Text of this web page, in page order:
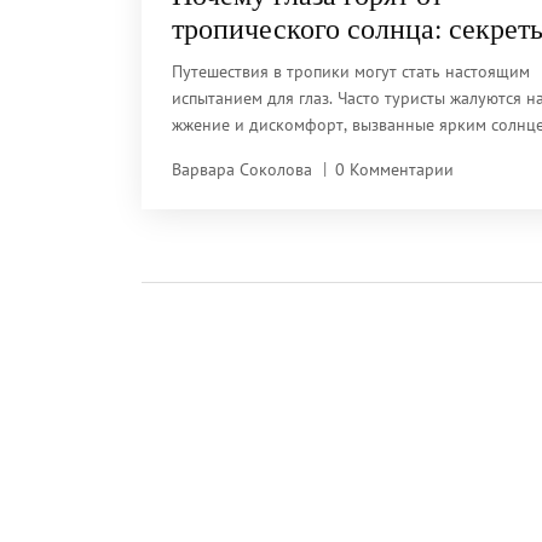
тропического солнца:
защиты
Путешествия в тропики могут стать настоящим
испытанием для глаз. Часто туристы жалуются на
жжение и дискомфорт, вызванные ярким
негативно влияет на глаза и какие меры следует
повышенной солнечной активности.
Варвара Соколова 0 Комментарии